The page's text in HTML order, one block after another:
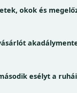
okok és
esélyt a